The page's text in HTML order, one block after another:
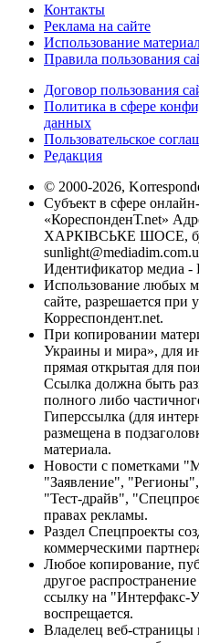
Контакты
Реклама на сайте
Использование
Правила пользования
Договор пользования
Политика в сфере
данных
Пользовательское
Редакция
© 2000-2026,
Субъект в сфере
«КореспонденТ.net»
ХАРКІВСЬКЕ ШОСЕ,
Идентификатор медиа -
Использование любых
сайте, разрешается при
Корреспондент.net.
При копировании
Украины и мира», для
прямая открытая для
Ссылка должна быть
полного либо
Гиперссылка (для
размещена в
материала.
Новости с пометками
"Заявление",
"Тест-драйв",
правах рекламы.
Раздел Спецпроекты
коммерческими
Любое копирование,
другое
ссылку на "Интерфакс-
воспрещается.
Владелец веб-страницы